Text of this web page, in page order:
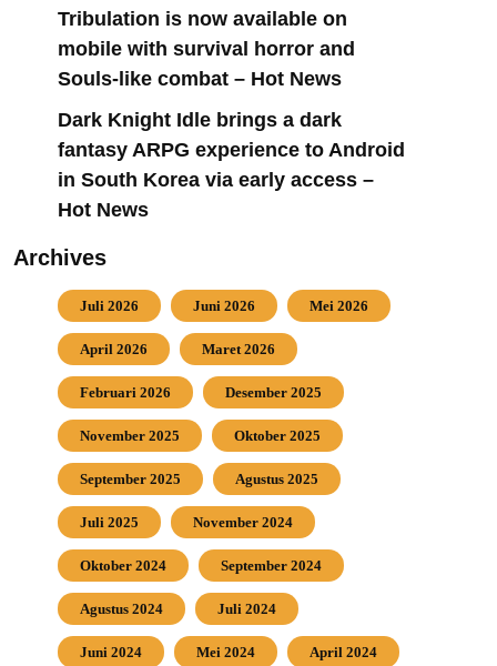
Tribulation is now available on
mobile with survival horror and
Souls-like combat – Hot News
Dark Knight Idle brings a dark
fantasy ARPG experience to Android
in South Korea via early access –
Hot News
Archives
Juli 2026 Juni 2026 Mei 2026
April 2026 Maret 2026
Februari 2026 Desember 2025
November 2025 Oktober 2025
September 2025 Agustus 2025
Juli 2025 November 2024
Oktober 2024 September 2024
Agustus 2024 Juli 2024
Juni 2024 Mei 2024 April 2024